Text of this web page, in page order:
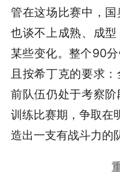
管在这场比赛中，国
也谈不上成熟、成
某些变化。整个90
且按希丁克的要求
前队伍仍处于考察
训练比赛期，争取在
造出一支有战斗力的